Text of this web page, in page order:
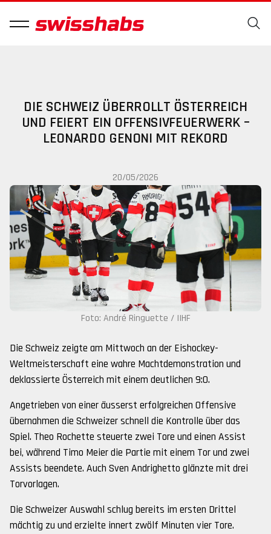
DIE SCHWEIZ ÜBERROLLT ÖSTERREICH
UND FEIERT EIN OFFENSIVFEUERWERK –
LEONARDO GENONI MIT REKORD
20/05/2026
Foto: André Ringuette / IIHF
Die Schweiz zeigte am Mittwoch an der Eishockey-
Weltmeisterschaft eine wahre Machtdemonstration und
deklassierte Österreich mit einem deutlichen 9:0.
Angetrieben von einer äusserst erfolgreichen Offensive
übernahmen die Schweizer schnell die Kontrolle über das
Spiel. Theo Rochette steuerte zwei Tore und einen Assist
bei, während Timo Meier die Partie mit einem Tor und zwei
Assists beendete. Auch Sven Andrighetto glänzte mit drei
Torvorlagen.
Die Schweizer Auswahl schlug bereits im ersten Drittel
mächtig zu und erzielte innert zwölf Minuten vier Tore.